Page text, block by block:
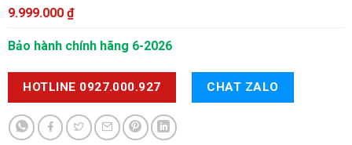
9.999.000 ₫
Bảo hành chính hãng 6-2026
HOTLINE 0927.000.927 CHAT ZALO